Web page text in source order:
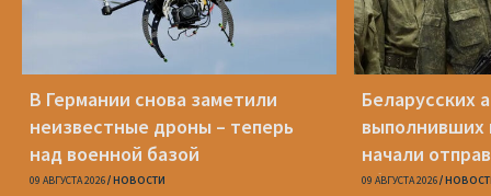
В Германии снова заметили
неизвестные дроны – теперь
над военной базой
09 АВГУСТА 2026 НОВОСТИ
Беларусских
выполнивших
начали
сборы
09 АВГУСТА 2026